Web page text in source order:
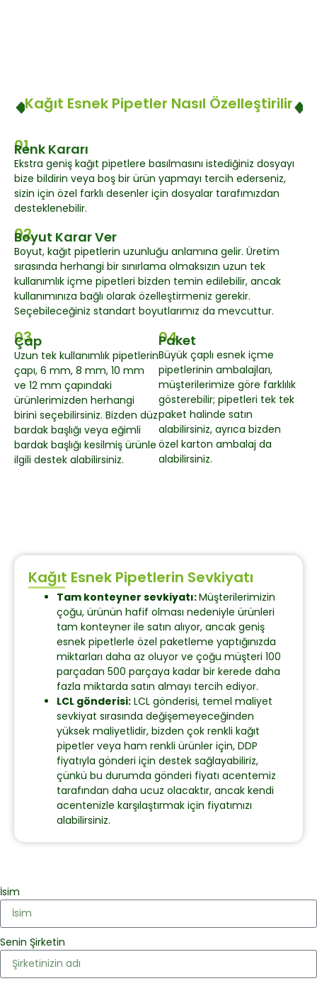
Kağıt Esnek Pipetler Nasıl Özelleştirilir
01
Renk Kararı
Ekstra geniş kağıt pipetlere basılmasını istediğiniz dosyayı
bize bildirin veya boş bir ürün yapmayı tercih ederseniz,
sizin için özel farklı desenler için dosyalar tarafımızdan
desteklenebilir.
02
Boyut Karar Ver
Boyut, kağıt pipetlerin uzunluğu anlamına gelir. Üretim
sırasında herhangi bir sınırlama olmaksızın uzun tek
kullanımlık içme pipetleri bizden temin edilebilir, ancak
kullanımınıza bağlı olarak özelleştirmeniz gerekir.
Seçebileceğiniz standart boyutlarımız da mevcuttur.
03
Çap
Uzun tek kullanımlık pipetlerin
çapı, 6 mm, 8 mm, 10 mm
ve 12 mm çapındaki
ürünlerimizden herhangi
birini seçebilirsiniz. Bizden düz
bardak başlığı veya eğimli
bardak başlığı kesilmiş ürünle
ilgili destek alabilirsiniz.
04
Paket
Büyük çaplı esnek içme
pipetlerinin ambalajları,
müşterilerimize göre farklılık
gösterebilir; pipetleri tek tek
paket halinde satın
alabilirsiniz, ayrıca bizden
özel karton ambalaj da
alabilirsiniz.
Kağıt Esnek Pipetlerin Sevkiyatı
Tam konteyner sevkiyatı:Müşterilerimizin
çoğu, ürünün hafif olması nedeniyle ürünleri
tam konteyner ile satın alıyor, ancak geniş
esnek pipetlerle özel paketleme yaptığınızda
miktarları daha az oluyor ve çoğu müşteri 100
parçadan 500 parçaya kadar bir kerede daha
fazla miktarda satın almayı tercih ediyor.
LCL gönderisi: LCL gönderisi, temel maliyet
sevkiyat sırasında değişemeyeceğinden
yüksek maliyetlidir, bizden çok renkli kağıt
pipetler veya ham renkli ürünler için, DDP
fiyatıyla gönderi için destek sağlayabiliriz,
çünkü bu durumda gönderi fiyatı acentemiz
tarafından daha ucuz olacaktır, ancak kendi
acentenizle karşılaştırmak için fiyatımızı
alabilirsiniz.
İsim
Senin Şirketin